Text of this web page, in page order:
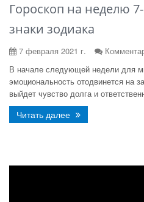
Гороскоп на неделю
знаки зодиака
7 февраля 2021 г.
В начале следующей недели для
эмоциональность отодвинется на
выйдет чувство долга и
Читать далее